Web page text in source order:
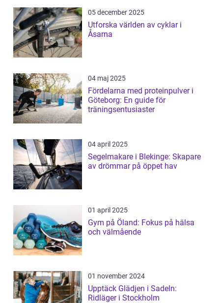
05 december 2025
Utforska världen av cyklar i
Åsarna
04 maj 2025
Fördelarna med proteinpulver i
Göteborg: En guide för
träningsentusiaster
04 april 2025
Segelmakare i Blekinge: Skapare
av drömmar på öppet hav
01 april 2025
Gym på Öland: Fokus på hälsa
och välmående
01 november 2024
Upptäck Glädjen i Sadeln:
Ridläger i Stockholm